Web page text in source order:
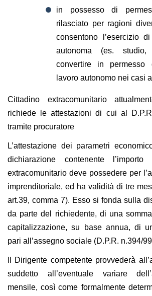
in possesso di
rilasciato per ragioni
consentono l’esercizio
autonoma (es. studio,
convertire in permesso
lavoro autonomo nei casi
Cittadino extracomunitario
richiede le attestazioni di cui al
tramite procuratore
L’attestazione dei parametri
dichiarazione contenente
extracomunitario deve possedere per
imprenditoriale, ed ha validità di tre
art.39, comma 7). Esso si fonda sulla
da parte del richiedente, di una
capitalizzazione, su base annua, di
pari all’assegno sociale (D.P.R. n.394/
Il Dirigente competente provvederà
suddetto all’eventuale variare
mensile, così come formalmente